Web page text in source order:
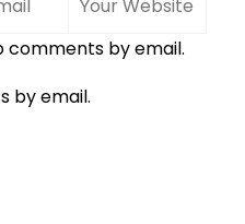
by email.
by email.